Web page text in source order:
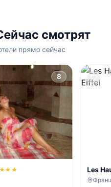
смотрят
прямо сейчас
8
★★★
Les